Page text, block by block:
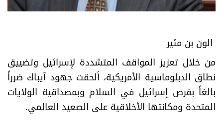
الون بن مئير
من خلال تعزيز المواقف المتشددة لإسرائيل وتضييق
نطاق الدبلوماسية الأمريكية، ألحقت جهود آيباك ضرراً
بالغاً بفرص إسرائيل في السلام وبمصداقية الولايات
المتحدة ومكانتها الأخلاقية على الصعيد العالمي.